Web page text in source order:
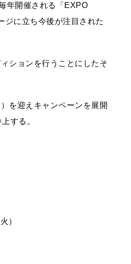
年開催される「EXPO
ジに立ち今後が注目された
ションを行うことにしたそ
を迎えキャンペーンを展開
する。
）